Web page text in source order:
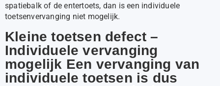
spatiebalk of de entertoets, dan is een individuele
toetsenvervanging niet mogelijk.
Kleine toetsen defect –
Individuele vervanging
mogelijk Een vervanging van
individuele toetsen is dus